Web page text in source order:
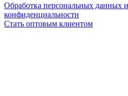
Обработка персональных данных
конфиденциальности
Стать оптовым клиентом